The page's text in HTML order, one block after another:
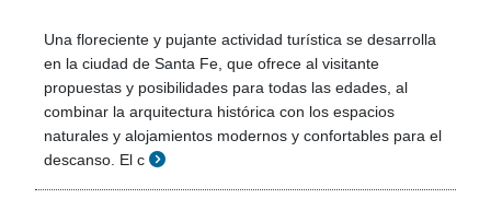
Una floreciente y pujante actividad turística se desarrolla
en la ciudad de Santa Fe, que ofrece al visitante
propuestas y posibilidades para todas las edades, al
combinar la arquitectura histórica con los espacios
naturales y alojamientos modernos y confortables para el
descanso. El c